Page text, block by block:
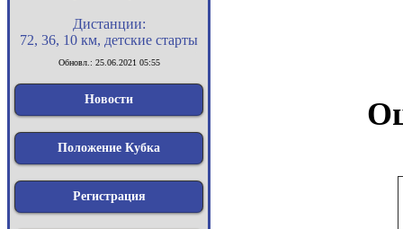
Дистанции:
72, 36, 10 км, детские старты
Обновл.: 25.06.2021 05:55
Новости
Положение Кубка
Регистрация